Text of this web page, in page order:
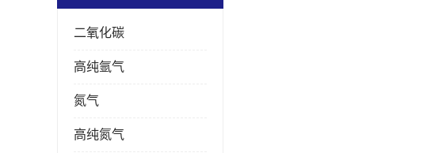
二氧化碳
高纯氩气
氮气
高纯氮气